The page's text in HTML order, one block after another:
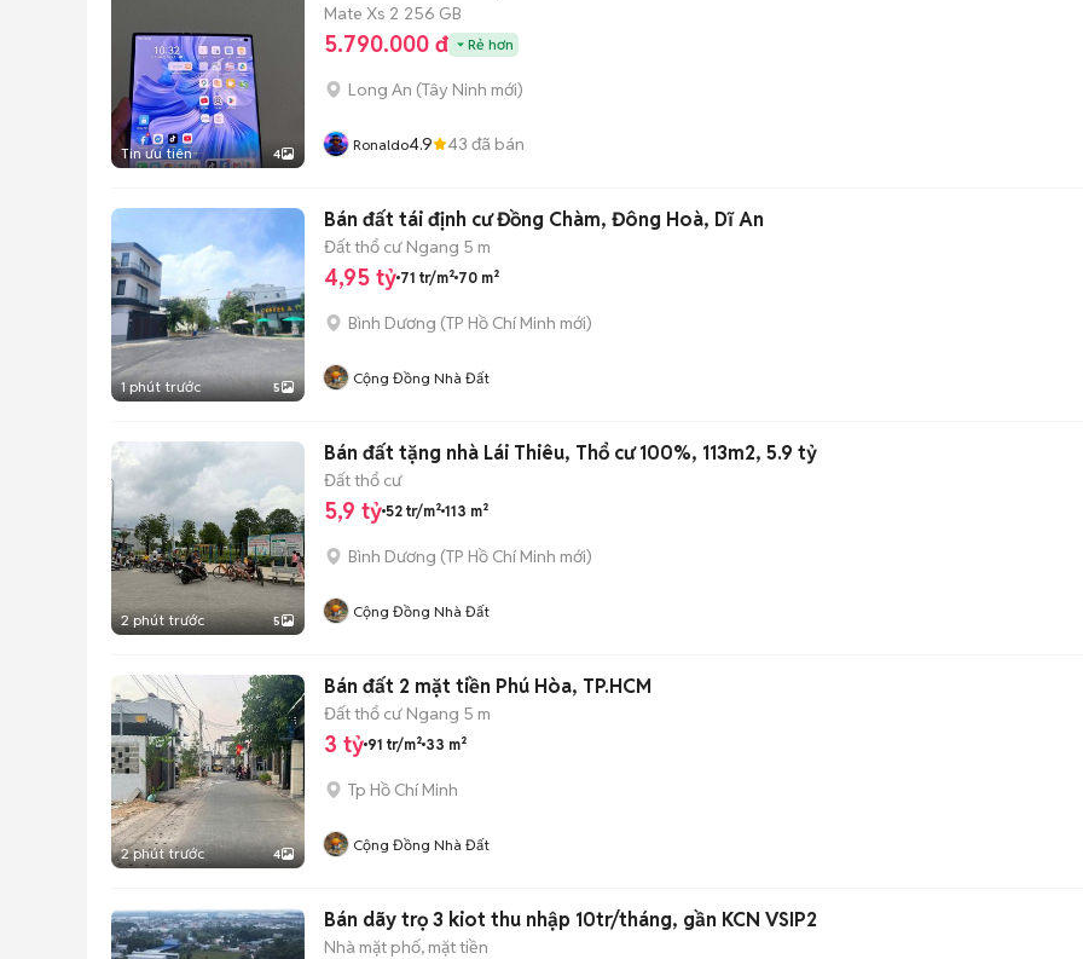
Tin ưu tiên 4
Mate Xs 2 256 GB
5.790.000 đ Rẻ hơn
Long An (Tây Ninh mới)
Ronaldo4.9 43 đã bán
1 phút trước 5
Bán đất tái định cư Đồng Chàm, Đông Hoà, Dĩ An
Đất thổ cư Ngang 5 m
4,95 tỷ 71 tr/m² 70 m²
Bình Dương (TP Hồ Chí Minh mới)
Cộng Đồng Nhà Đất
2 phút trước 5
Bán đất tặng nhà Lái Thiêu, Thổ cư 100%, 113m2, 5.9 tỷ
Đất thổ cư
5,9 tỷ 52 tr/m² 113 m²
Bình Dương (TP Hồ Chí Minh mới)
Cộng Đồng Nhà Đất
2 phút trước 4
Bán đất 2 mặt tiền Phú Hòa, TP.HCM
Đất thổ cư Ngang 5 m
3 tỷ 91 tr/m² 33 m²
Tp Hồ Chí Minh
Cộng Đồng Nhà Đất
Bán dãy trọ 3 kiot thu nhập 10tr/tháng, gần KCN VSIP2
Nhà mặt phố, mặt tiền